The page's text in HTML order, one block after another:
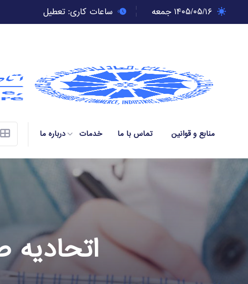
۱۴۰۵/۰۵/۱۶ جمعه ساعات کاری: تعطیل
منابع و قوانین تماس با ما خدمات درباره ما
اتحادیه